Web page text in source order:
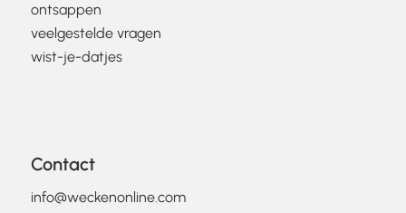
ontsappen
veelgestelde vragen
wist-je-datjes
Contact
info@weckenonline.com